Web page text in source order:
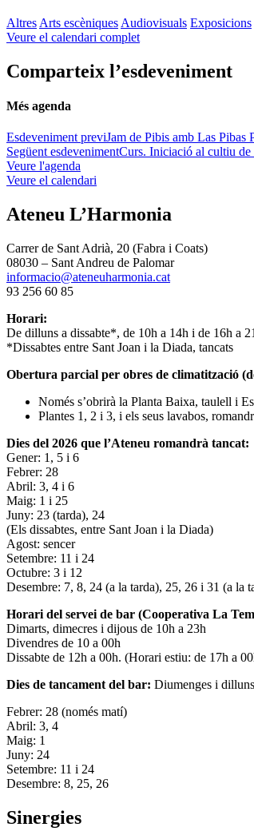
Altres Arts escèniques Audiovisuals Exposicions
Veure el calendari complet
Comparteix l’esdeveniment
Més agenda
Esdeveniment previJam de Pibis amb Las Pibas
Següent esdevenimentCurs. Iniciació al cultiu de
Veure l'agenda
Veure el calendari
Ateneu L’Harmonia
Carrer de Sant Adrià, 20 (Fabra i Coats)
08030 – Sant Andreu de Palomar
informacio@ateneuharmonia.cat
93 256 60 85
Horari:
De dilluns a dissabte*, de 10h a 14h i de 16h a
*Dissabtes entre Sant Joan i la Diada, tancats
Obertura parcial per obres de climatització
Només s’obrirà la Planta Baixa, taulell i
Plantes 1, 2 i 3, i els seus lavabos,
Dies del 2026 que l’Ateneu romandrà tancat:
Gener: 1, 5 i 6
Febrer: 28
Abril: 3, 4 i 6
Maig: 1 i 25
Juny: 23 (tarda), 24
(Els dissabtes, entre Sant Joan i la Diada)
Agost: sencer
Setembre: 11 i 24
Octubre: 3 i 12
Desembre: 7, 8, 24 (a la tarda), 25, 26 i 31 (a la
Horari del servei de bar (Cooperativa La
Dimarts, dimecres i dijous de 10h a 23h
Divendres de 10 a 00h
Dissabte de 12h a 00h. (Horari estiu: de 17h a
Dies de tancament del bar: Diumenges i
Febrer: 28 (només matí)
Abril: 3, 4
Maig: 1
Juny: 24
Setembre: 11 i 24
Desembre: 8, 25, 26
Sinergies